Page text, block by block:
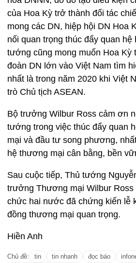
của Hoa Kỳ trở thành đối tác
mong các DN, hiệp hội DN Hoa
nối quan trọng thúc đẩy quan
tướng cũng mong muốn Hoa
đoàn DN lớn vào Việt Nam tìm
nhất là trong năm 2020 khi Việt
trò Chủ tịch ASEAN.
Bộ trưởng Wilbur Ross cảm ơn
tướng trong việc thúc đẩy quan
mại và đầu tư song phương,
hệ thương mại cân bằng, bền
Sau cuộc tiếp, Thủ tướng
trưởng Thương mại Wilbur Ross
chức hai nước đã chứng kiến lễ
đồng thương mại quan trọng.
Hiền Anh
Chủ đề: tin tin nhanh đọc báo